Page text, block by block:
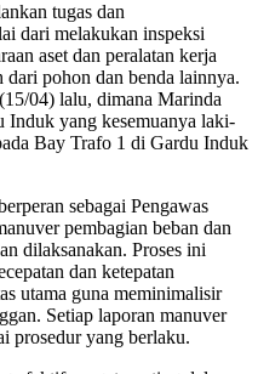
tugas dan
dari melakukan inspeksi
aset dan peralatan kerja
dari pohon dan benda lainnya.
04) lalu, dimana Marinda
Induk yang kesemuanya laki-
Bay Trafo 1 di Gardu Induk
sebagai Pengawas
pembagian beban dan
dilaksanakan. Proses ini
dan ketepatan
utama guna meminimalisir
Setiap laporan manuver
prosedur yang berlaku.